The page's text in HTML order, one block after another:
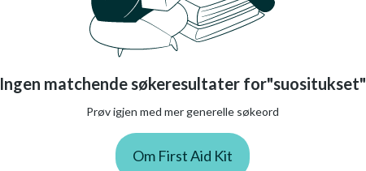
Ingen matchende søkeresultater for"suositukset"
Prøv igjen med mer generelle søkeord
Om First Aid Kit